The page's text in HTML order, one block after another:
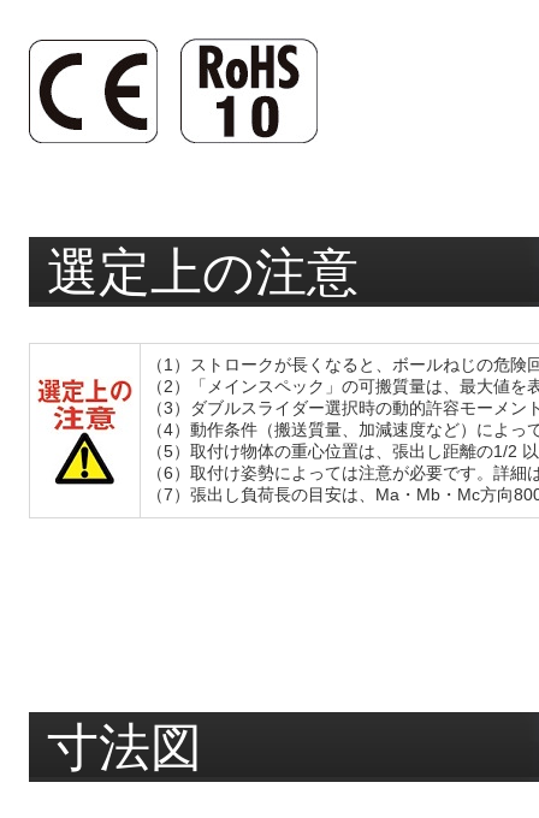
選定上の注意
（1）ストロークが長くなると、ボールねじの危
（2）「メインスペック」の可搬質量は、最大値
（3）ダブルスライダー選択時の動的許容モーメン
（4）動作条件（搬送質量、加減速度など）によ
（5）取付け物体の重心位置は、張出し距離の1/2
（6）取付け姿勢によっては注意が必要です。詳細
（7）張出し負荷長の目安は、Ma・Mb・Mc方向
寸法図